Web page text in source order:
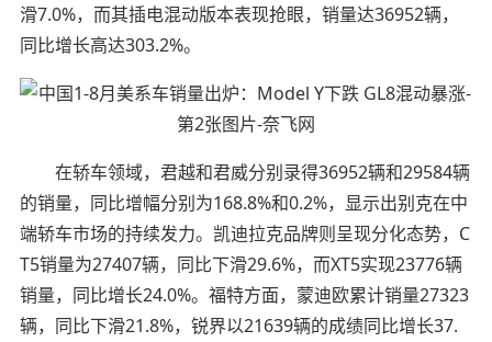
滑7.0%，而其插电混动版本表现抢眼，销量达36952辆，
同比增长高达303.2%。
在轿车领域，君越和君威分别录得36952辆和29584辆
的销量，同比增幅分别为168.8%和0.2%，显示出别克在中
端轿车市场的持续发力。凯迪拉克品牌则呈现分化态势，C
T5销量为27407辆，同比下滑29.6%，而XT5实现23776辆
销量，同比增长24.0%。福特方面，蒙迪欧累计销量27323
辆，同比下滑21.8%，锐界以21639辆的成绩同比增长37.